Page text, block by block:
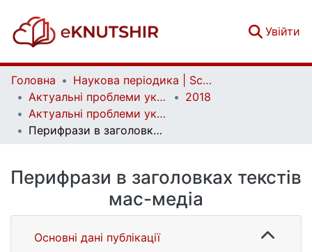
Увійти
Головна
Наукова періодика | Scientific periodicals
Актуальні проблеми української лінгвістики: теорія і практика | Current issues of Ukrainian linguistics: theory and practice
2018
Актуальні проблеми української лінгвістики: теорія і практика. Вип. 36
Перифрази в заголовках текстів мас-медіа
Перифрази в заголовках текстів
мас-медіа
Основні дані публікації